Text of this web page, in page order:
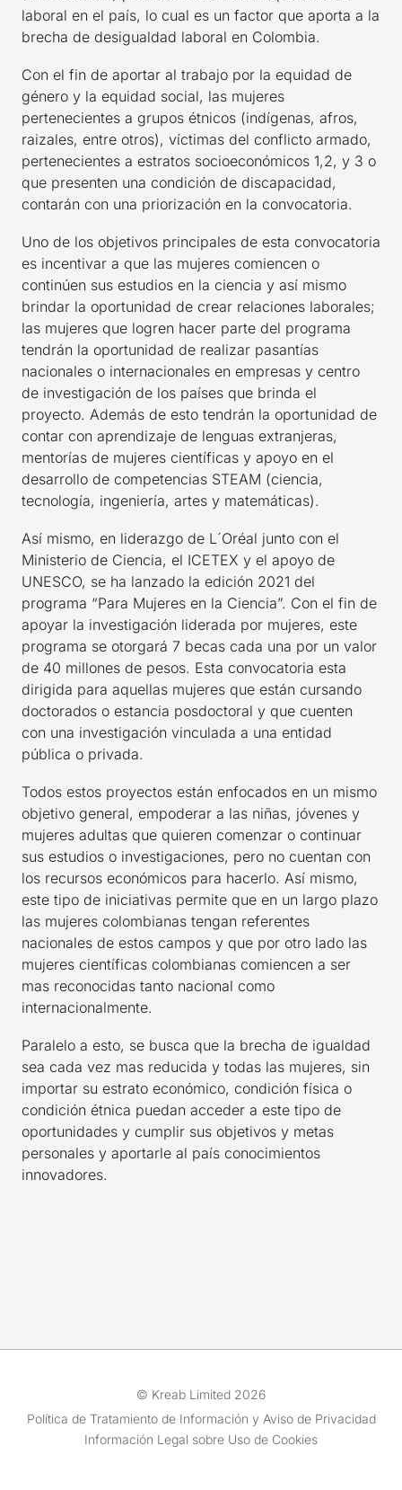
laboral en el país, lo cual es un factor que aporta a la
brecha de desigualdad laboral en Colombia.
Con el fin de aportar al trabajo por la equidad de
género y la equidad social, las mujeres
pertenecientes a grupos étnicos (indígenas, afros,
raizales, entre otros), víctimas del conflicto armado,
pertenecientes a estratos socioeconómicos 1,2, y 3 o
que presenten una condición de discapacidad,
contarán con una priorización en la convocatoria.
Uno de los objetivos principales de esta convocatoria
es incentivar a que las mujeres comiencen o
continúen sus estudios en la ciencia y así mismo
brindar la oportunidad de crear relaciones laborales;
las mujeres que logren hacer parte del programa
tendrán la oportunidad de realizar pasantías
nacionales o internacionales en empresas y centro
de investigación de los países que brinda el
proyecto. Además de esto tendrán la oportunidad de
contar con aprendizaje de lenguas extranjeras,
mentorías de mujeres científicas y apoyo en el
desarrollo de competencias STEAM (ciencia,
tecnología, ingeniería, artes y matemáticas).
Así mismo, en liderazgo de L´Oréal junto con el
Ministerio de Ciencia, el ICETEX y el apoyo de
UNESCO, se ha lanzado la edición 2021 del
programa “Para Mujeres en la Ciencia”. Con el fin de
apoyar la investigación liderada por mujeres, este
programa se otorgará 7 becas cada una por un valor
de 40 millones de pesos. Esta convocatoria esta
dirigida para aquellas mujeres que están cursando
doctorados o estancia posdoctoral y que cuenten
con una investigación vinculada a una entidad
pública o privada.
Todos estos proyectos están enfocados en un mismo
objetivo general, empoderar a las niñas, jóvenes y
mujeres adultas que quieren comenzar o continuar
sus estudios o investigaciones, pero no cuentan con
los recursos económicos para hacerlo. Así mismo,
este tipo de iniciativas permite que en un largo plazo
las mujeres colombianas tengan referentes
nacionales de estos campos y que por otro lado las
mujeres científicas colombianas comiencen a ser
mas reconocidas tanto nacional como
internacionalmente.
Paralelo a esto, se busca que la brecha de igualdad
sea cada vez mas reducida y todas las mujeres, sin
importar su estrato económico, condición física o
condición étnica puedan acceder a este tipo de
oportunidades y cumplir sus objetivos y metas
personales y aportarle al país conocimientos
innovadores.
© Kreab Limited 2026
Política de Tratamiento de Información y Aviso de Privacidad
Información Legal sobre Uso de Cookies